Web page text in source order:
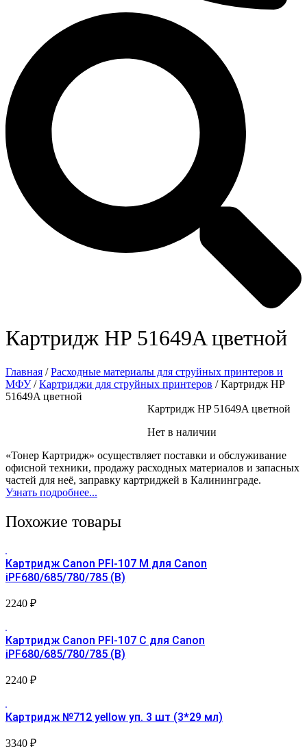
Картридж HP 51649A цветной
Главная /Расходные материалы для струйных принтеров и
МФУ/Картриджи для струйных принтеров / Картридж HP
51649A цветной
Картридж HP 51649A цветной
Нет в наличии
«Тонер Картридж» осуществляет поставки и обслуживание
офисной техники, продажу расходных материалов и запасных
частей для неё, заправку картриджей в Калининграде.
Узнать подробнее...
Похожие товары
Картридж Canon PFI-107 М для Canon
iPF680/685/780/785 (B)
2240 ₽
Картридж Canon PFI-107 С для Canon
iPF680/685/780/785 (B)
2240 ₽
Картридж №712 yellow уп. 3 шт (3*29 мл)
3340 ₽